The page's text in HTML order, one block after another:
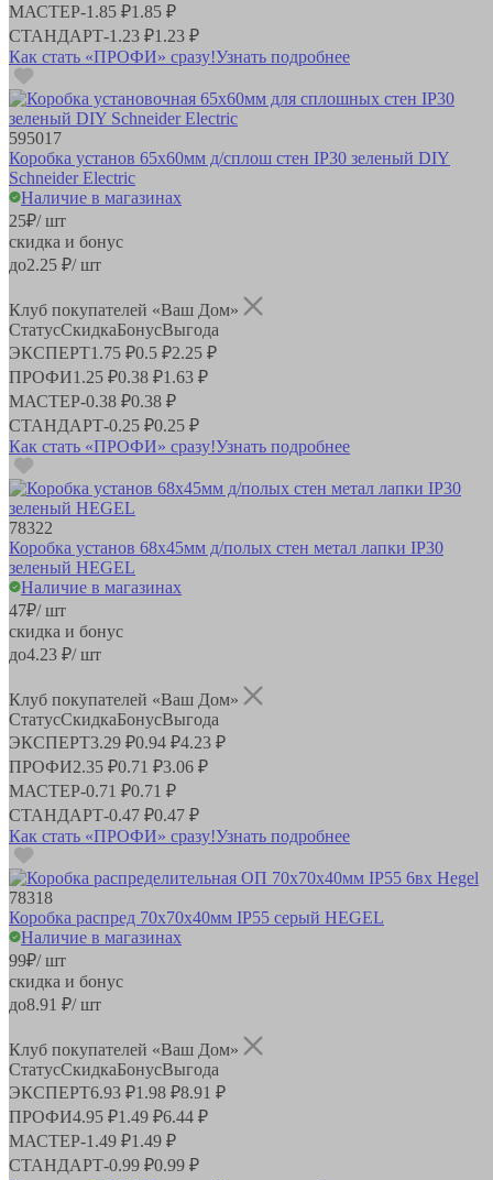
МАСТЕР-1.85 ₽1.85 ₽
СТАНДАРТ-1.23 ₽1.23 ₽
Как стать «ПРОФИ» сразу!Узнать подробнее
595017
Коробка установ 65х60мм д/сплош стен IP30 зеленый DIY
Schneider Electric
Наличие в магазинах
25₽/ шт
скидка и бонус
до2.25 ₽/ шт
Клуб покупателей «Ваш Дом»
СтатусСкидкаБонусВыгода
ЭКСПЕРТ1.75 ₽0.5 ₽2.25 ₽
ПРОФИ1.25 ₽0.38 ₽1.63 ₽
МАСТЕР-0.38 ₽0.38 ₽
СТАНДАРТ-0.25 ₽0.25 ₽
Как стать «ПРОФИ» сразу!Узнать подробнее
78322
Коробка установ 68х45мм д/полых стен метал лапки IP30
зеленый HEGEL
Наличие в магазинах
47₽/ шт
скидка и бонус
до4.23 ₽/ шт
Клуб покупателей «Ваш Дом»
СтатусСкидкаБонусВыгода
ЭКСПЕРТ3.29 ₽0.94 ₽4.23 ₽
ПРОФИ2.35 ₽0.71 ₽3.06 ₽
МАСТЕР-0.71 ₽0.71 ₽
СТАНДАРТ-0.47 ₽0.47 ₽
Как стать «ПРОФИ» сразу!Узнать подробнее
78318
Коробка распред 70х70х40мм IP55 серый HEGEL
Наличие в магазинах
99₽/ шт
скидка и бонус
до8.91 ₽/ шт
Клуб покупателей «Ваш Дом»
СтатусСкидкаБонусВыгода
ЭКСПЕРТ6.93 ₽1.98 ₽8.91 ₽
ПРОФИ4.95 ₽1.49 ₽6.44 ₽
МАСТЕР-1.49 ₽1.49 ₽
СТАНДАРТ-0.99 ₽0.99 ₽